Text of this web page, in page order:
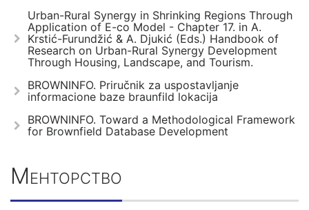
Urban-Rural Synergy in Shrinking Regions Through
Application of E-co Model - Chapter 17. in A.
Krstić-Furundžić & A. Djukić (Eds.) Handbook of
Research on Urban-Rural Synergy Development
Through Housing, Landscape, and Tourism.
BROWNINFO. Priručnik za uspostavljanje
informacione baze braunfild lokacija
BROWNINFO. Toward a Methodological Framework
for Brownfield Database Development
Менторство